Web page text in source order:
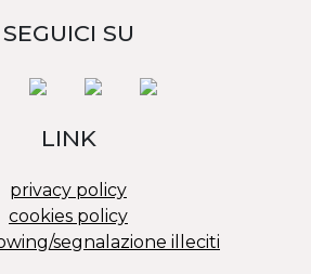
SEGUICI SU
LINK
privacy policy
cookies policy
segnalazione illeciti